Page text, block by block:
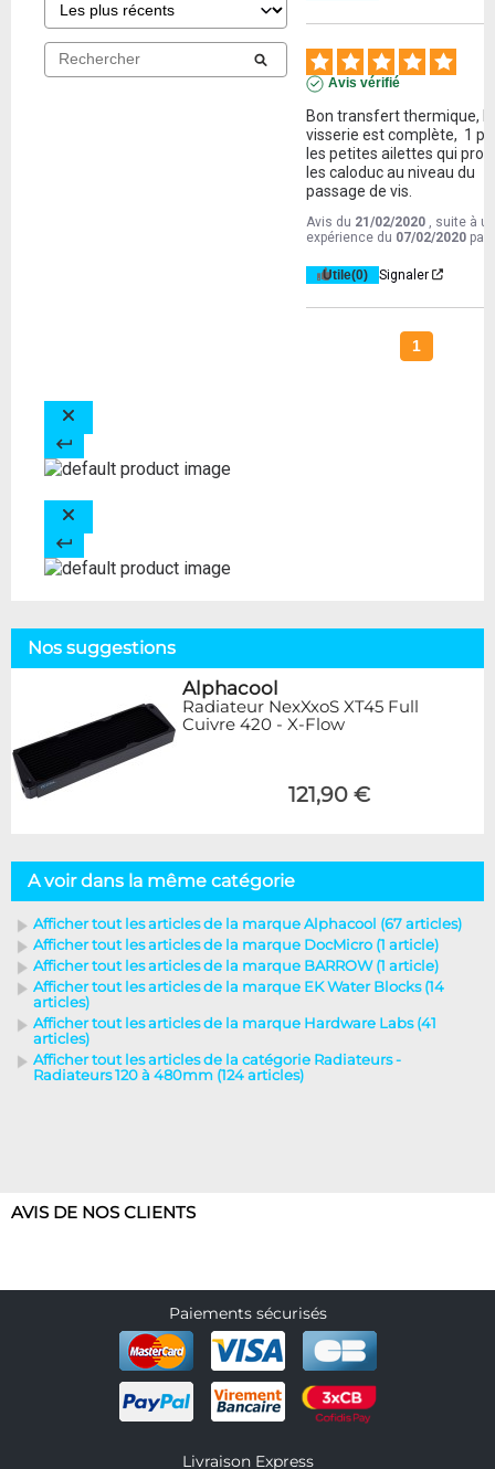
Avis vérifié
Bon transfert thermique, la
visserie est complète,  1
les petites ailettes qui
les caloduc au niveau du
passage de vis.
Avis du 21/02/2020
, suite à
expérience du 07/02/2020 par
Utile(0) Signaler
1
Nos suggestions
Alphacool
Radiateur NexXxoS XT45 Full
Cuivre 420 - X-Flow
121,90 €
A voir dans la même catégorie
Afficher tout les articles de la marque Alphacool (67 articles)
Afficher tout les articles de la marque DocMicro (1 article)
Afficher tout les articles de la marque BARROW (1 article)
Afficher tout les articles de la marque EK Water Blocks (14
articles)
Afficher tout les articles de la marque Hardware Labs (41
articles)
Afficher tout les articles de la catégorie Radiateurs -
Radiateurs 120 à 480mm (124 articles)
AVIS DE NOS CLIENTS
Paiements sécurisés
Livraison Express